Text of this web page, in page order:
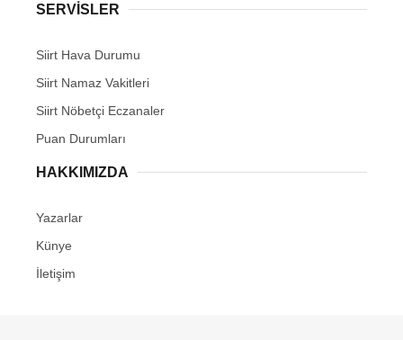
SERVİSLER
Siirt Hava Durumu
Siirt Namaz Vakitleri
Siirt Nöbetçi Eczanaler
Puan Durumları
HAKKIMIZDA
Yazarlar
Künye
İletişim